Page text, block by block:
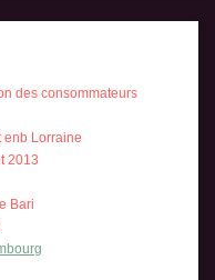
des consommateurs
enb Lorraine
2013
Bari